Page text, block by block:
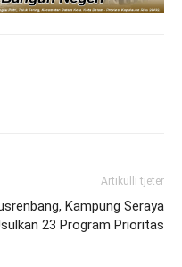
Artikulli tjetër
Kampung Seraya
23 Program Prioritas